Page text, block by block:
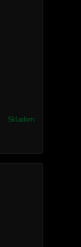
Skladom